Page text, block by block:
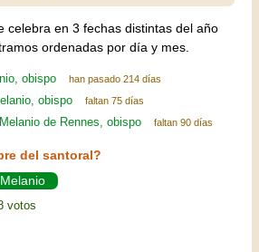
celebra en 3 fechas distintas del año
ordenadas por día y mes.
obispo han pasado 214 días
obispo faltan 75 días
de Rennes, obispo faltan 90 días
del santoral?
votos